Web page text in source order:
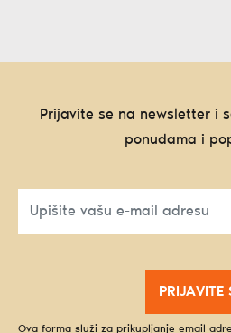
Prijavite se na newsletter i
ponudama i
PRIJAVITE
Ova forma služi za prikupljanje email